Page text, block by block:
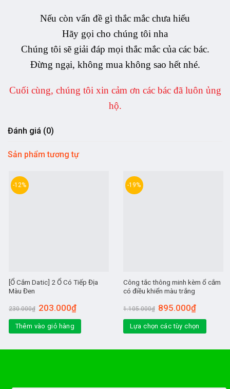
Nếu còn vấn đề gì thắc mắc chưa hiểu
Hãy gọi cho chúng tôi nha
Chúng tôi sẽ giải đáp mọi thắc mắc của các bác.
Đừng ngại, không mua không sao hết nhé.
Cuối cùng, chúng tôi xin cảm ơn các bác đã luôn ủng
hộ.
Đánh giá (0)
Sản phẩm tương tự
-12%
[Ổ Cắm Datic] 2 Ổ Có Tiếp Địa
Màu Đen
230.000₫ 203.000₫
Thêm vào giỏ hàng
-19%
Công tắc thông minh kèm ổ cắm
có điều khiển màu trắng
1.105.000₫ 895.000₫
Lựa chọn các tùy chọn